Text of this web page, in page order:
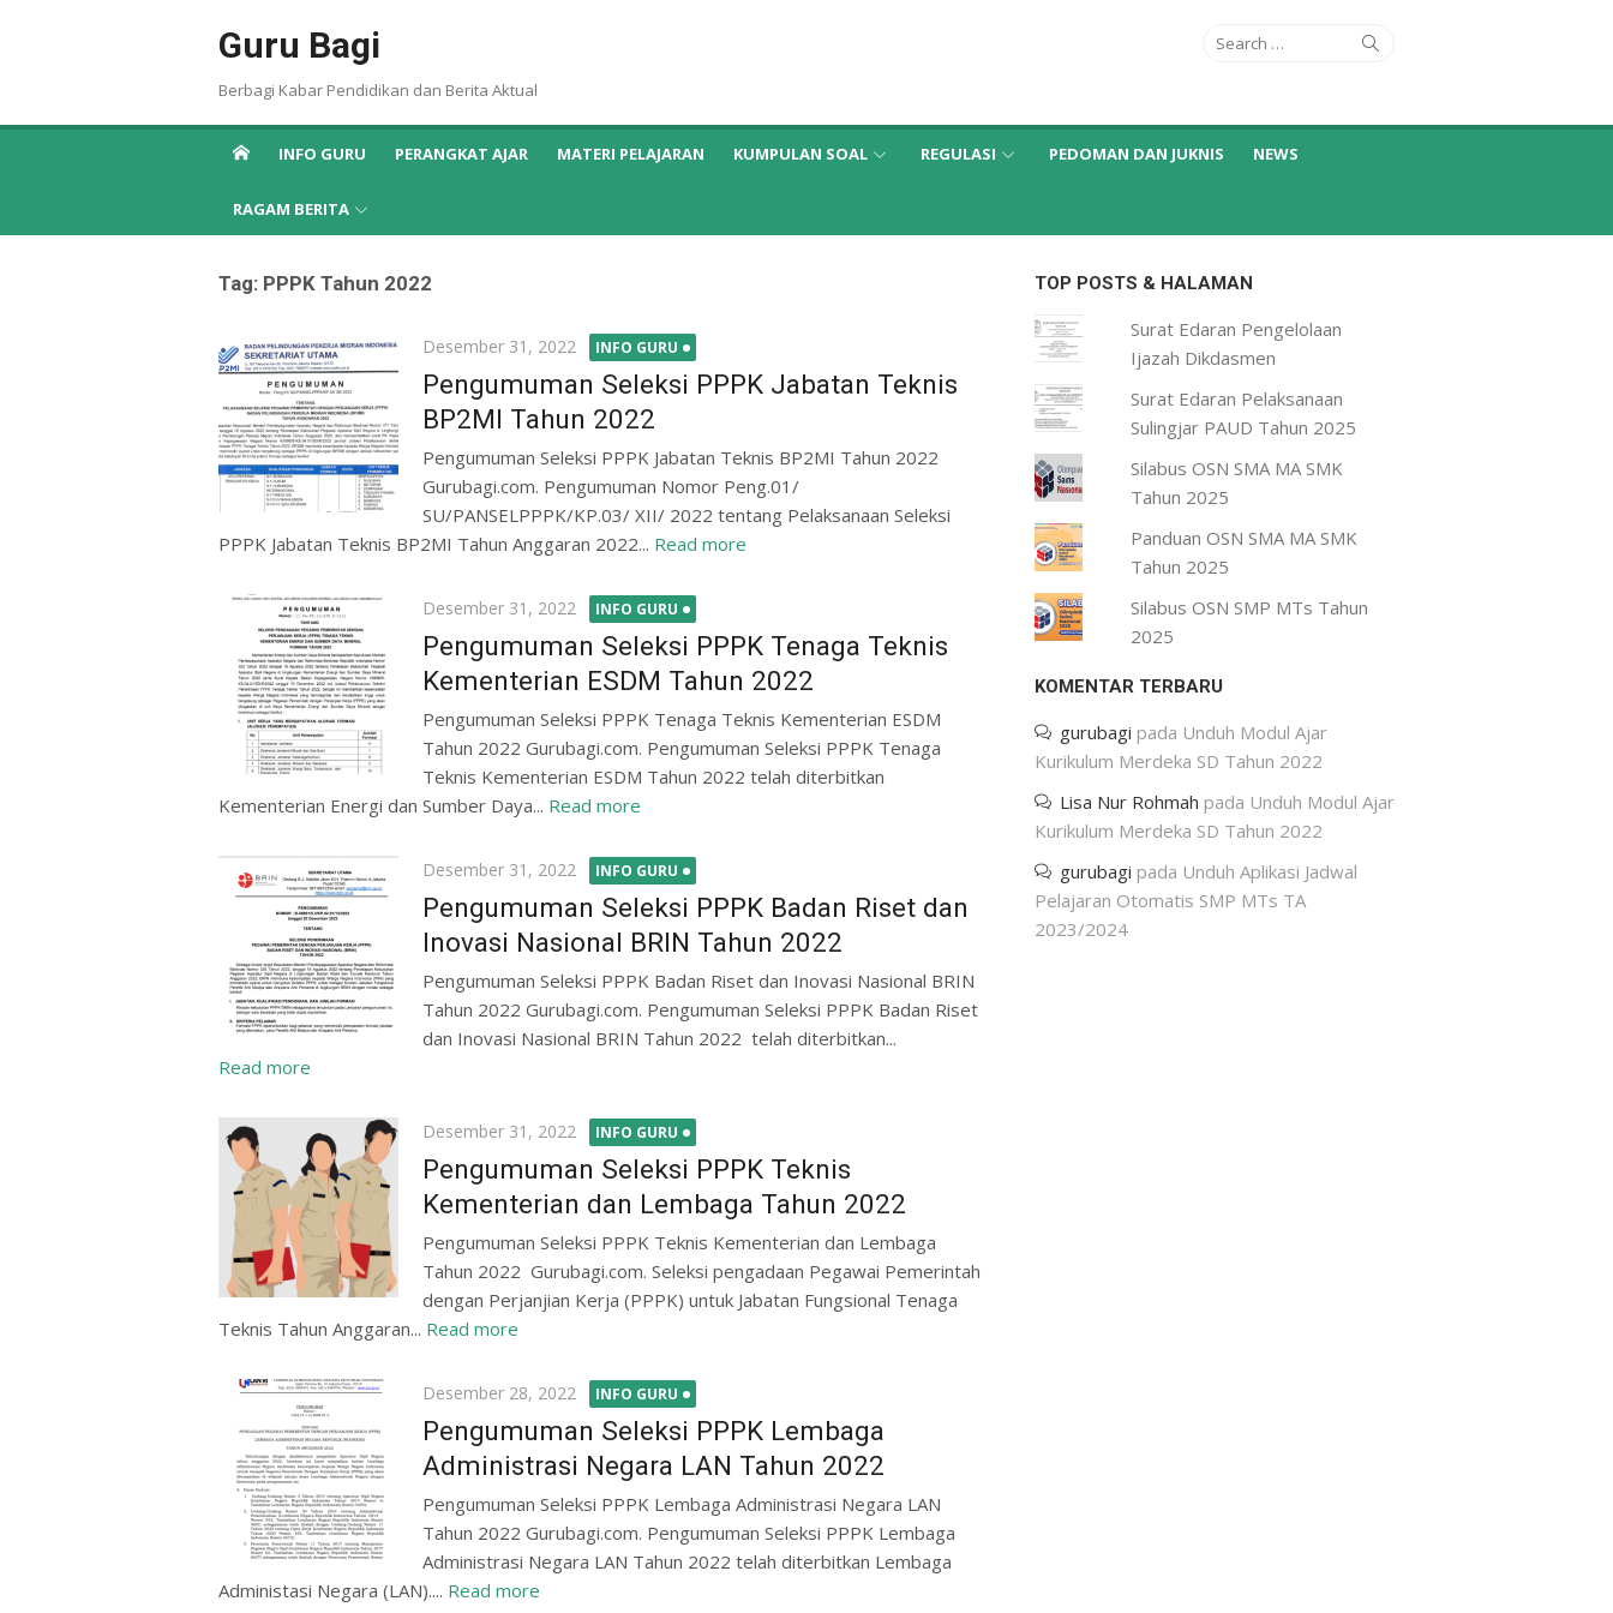
Guru Bagi
Berbagi Kabar Pendidikan dan Berita Aktual
Search
INFO GURU PERANGKAT AJAR MATERI PELAJARAN KUMPULAN SOAL REGULASI PEDOMAN DAN JUKNIS NEWS
RAGAM BERITA
Tag: PPPK Tahun 2022
Posted
on
Desember 31, 2022 INFO GURU
Pengumuman Seleksi PPPK Jabatan Teknis
BP2MI Tahun 2022
Pengumuman Seleksi PPPK Jabatan Teknis BP2MI Tahun 2022
Gurubagi.com. Pengumuman Nomor Peng.01/
SU/PANSELPPPK/KP.03/ XII/ 2022 tentang Pelaksanaan Seleksi
PPPK Jabatan Teknis BP2MI Tahun Anggaran 2022... Read more
Posted
on
Desember 31, 2022 INFO GURU
Pengumuman Seleksi PPPK Tenaga Teknis
Kementerian ESDM Tahun 2022
Pengumuman Seleksi PPPK Tenaga Teknis Kementerian ESDM
Tahun 2022 Gurubagi.com. Pengumuman Seleksi PPPK Tenaga
Teknis Kementerian ESDM Tahun 2022 telah diterbitkan
Kementerian Energi dan Sumber Daya... Read more
Posted
on
Desember 31, 2022 INFO GURU
Pengumuman Seleksi PPPK Badan Riset dan
Inovasi Nasional BRIN Tahun 2022
Pengumuman Seleksi PPPK Badan Riset dan Inovasi Nasional BRIN
Tahun 2022 Gurubagi.com. Pengumuman Seleksi PPPK Badan Riset
dan Inovasi Nasional BRIN Tahun 2022 telah diterbitkan...
Read more
Posted
on
Desember 31, 2022 INFO GURU
Pengumuman Seleksi PPPK Teknis
Kementerian dan Lembaga Tahun 2022
Pengumuman Seleksi PPPK Teknis Kementerian dan Lembaga
Tahun 2022 Gurubagi.com. Seleksi pengadaan Pegawai Pemerintah
dengan Perjanjian Kerja (PPPK) untuk Jabatan Fungsional Tenaga
Teknis Tahun Anggaran... Read more
Posted
on
Desember 28, 2022 INFO GURU
Pengumuman Seleksi PPPK Lembaga
Administrasi Negara LAN Tahun 2022
Pengumuman Seleksi PPPK Lembaga Administrasi Negara LAN
Tahun 2022 Gurubagi.com. Pengumuman Seleksi PPPK Lembaga
Administrasi Negara LAN Tahun 2022 telah diterbitkan Lembaga
Administasi Negara (LAN).... Read more
TOP POSTS & HALAMAN
Surat Edaran Pengelolaan
Ijazah Dikdasmen
Surat Edaran Pelaksanaan
Sulingjar PAUD Tahun 2025
Silabus OSN SMA MA SMK
Tahun 2025
Panduan OSN SMA MA SMK
Tahun 2025
Silabus OSN SMP MTs Tahun
2025
KOMENTAR TERBARU
gurubagi pada Unduh Modul Ajar
Kurikulum Merdeka SD Tahun 2022
Lisa Nur Rohmah pada Unduh Modul Ajar
Kurikulum Merdeka SD Tahun 2022
gurubagi pada Unduh Aplikasi Jadwal
Pelajaran Otomatis SMP MTs TA
2023/2024